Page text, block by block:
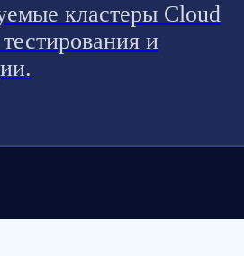
кластеры Cloud
и